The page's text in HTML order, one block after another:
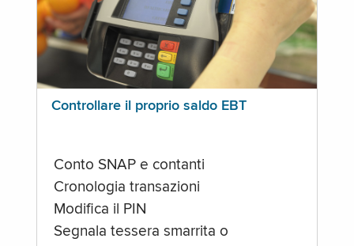
Controllare il proprio saldo EBT
Conto SNAP e contanti
Cronologia transazioni
Modifica il PIN
Segnala tessera smarrita o